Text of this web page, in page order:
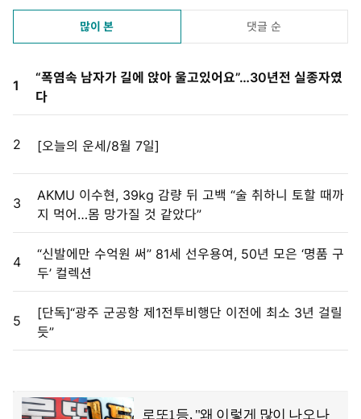
많이 본 댓글 순
1
“폭염속 남자가 길에 앉아 울고있어요”…30년전 실종자였
다
2 [오늘의 운세/8월 7일]
3
AKMU 이수현, 39kg 감량 뒤 고백 “술 취하니 토할 때까
지 먹어…몸 망가질 것 같았다”
4
“신발에만 수억원 써” 81세 선우용여, 50년 모은 ‘명품 구
두’ 컬렉션
5
[단독]“광주 군공항 제1전투비행단 이전에 최소 3년 걸릴
듯”